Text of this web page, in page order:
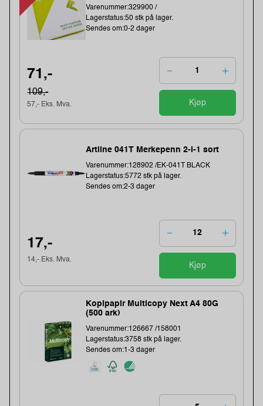
Varenummer:329900 /
Lagerstatus:50 stk på lager.
Sendes om:0-2 dager
71,-
109,-
57,- Eks. Mva. Kjøp
Artline 041T Merkepenn 2-i-1 sort
Varenummer:128902 /EK-041T BLACK
Lagerstatus:5772 stk på lager.
Sendes om:2-3 dager
17,-
14,- Eks. Mva.
Kjøp
Kopipapir Multicopy Next A4 80G
(500 ark)
Varenummer:126667 /158001
Lagerstatus:3758 stk på lager.
Sendes om:1-3 dager